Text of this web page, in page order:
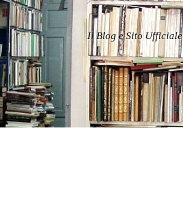
Il Blog e Sito Ufficiale